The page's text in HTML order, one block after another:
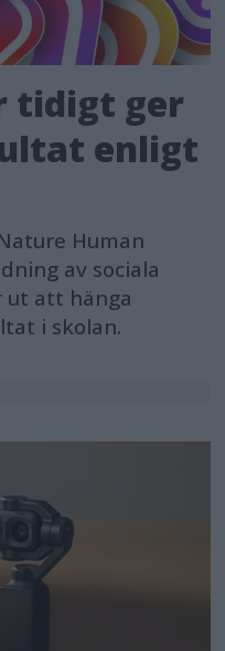
tidigt ger
enligt
Human
av sociala
ut att hänga
i skolan.